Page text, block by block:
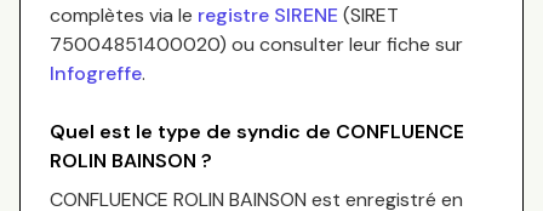
complètes via le registre SIRENE (SIRET
75004851400020) ou consulter leur fiche sur
Infogreffe.
Quel est le type de syndic de CONFLUENCE
ROLIN BAINSON ?
CONFLUENCE ROLIN BAINSON est enregistré en